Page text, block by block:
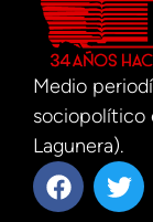
Medio
sociopolítico
Lagunera).